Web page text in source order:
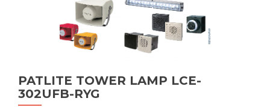
PATLITE TOWER LAMP LCE-
302UFB-RYG